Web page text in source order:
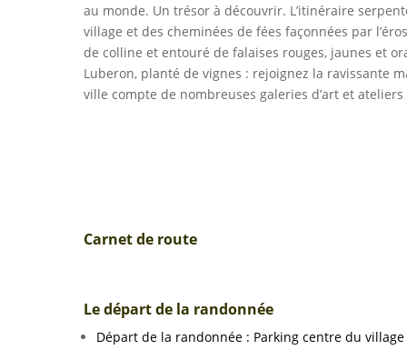
au monde. Un trésor à découvrir. L’itinéraire
village et des cheminées de fées façonnées par
de colline et entouré de falaises rouges, jaunes et
Luberon, planté de vignes : rejoignez la ravissante
ville compte de nombreuses galeries d’art et
Carnet de route
Le départ de la randonnée
Départ de la randonnée : Parking centre du village